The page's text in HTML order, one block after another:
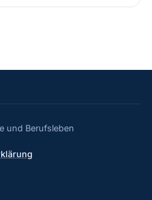
und Berufsleben